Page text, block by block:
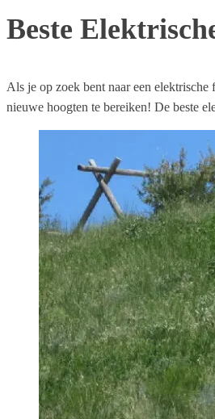
Beste
Als je op zoek bent naar een
nieuwe hoogten te bereiken! De beste